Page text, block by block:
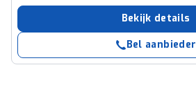
Bekijk details
Bel aanbieder